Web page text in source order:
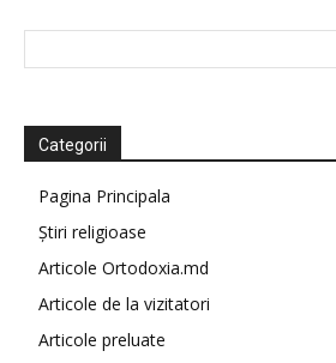
Categorii
Pagina Principala
Știri religioase
Articole Ortodoxia.md
Articole de la vizitatori
Articole preluate